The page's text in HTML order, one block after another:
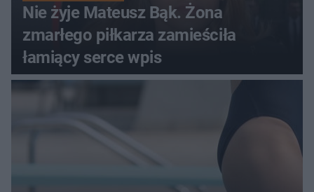
Nie żyje Mateusz Bąk. Żona
zmarłego piłkarza zamieściła
łamiący serce wpis